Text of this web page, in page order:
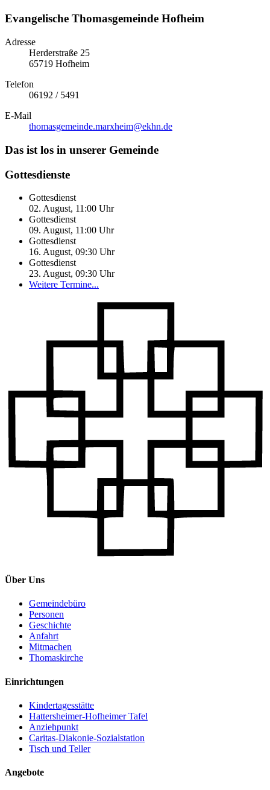
Evangelische Thomasgemein­de Hofheim
Adresse
Herderstraße 25
65719 Hofheim
Telefon
06192 / 5491
E-Mail
thomasgemeinde.marxheim­@ekhn.de
Das ist los in unserer Gemeinde
Gottesdienste
Gottesdienst
02. August, 11:00 Uhr
Gottesdienst
09. August, 11:00 Uhr
Gottesdienst
16. August, 09:30 Uhr
Gottesdienst
23. August, 09:30 Uhr
Weitere Termine...
Über Uns
Gemeindebüro
Personen
Geschichte
Anfahrt
Mitmachen
Thomaskirche
Einrichtungen
Kindertagesstätte
Hattersheimer-Hofheimer Tafel
Anziehpunkt
Caritas-Diakonie-Sozialstation
Tisch und Teller
Angebote